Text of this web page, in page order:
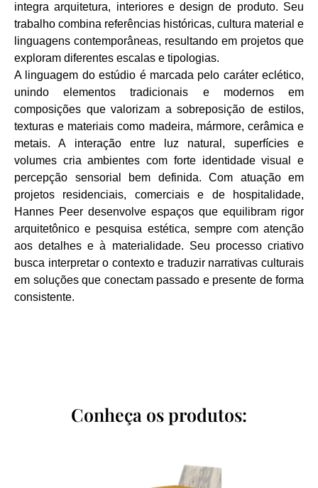
integra arquitetura, interiores e design de produto. Seu
trabalho combina referências históricas, cultura material e
linguagens contemporâneas, resultando em projetos que
exploram diferentes escalas e tipologias.
A linguagem do estúdio é marcada pelo caráter eclético,
unindo elementos tradicionais e modernos em
composições que valorizam a sobreposição de estilos,
texturas e materiais como madeira, mármore, cerâmica e
metais. A interação entre luz natural, superfícies e
volumes cria ambientes com forte identidade visual e
percepção sensorial bem definida. Com atuação em
projetos residenciais, comerciais e de hospitalidade,
Hannes Peer desenvolve espaços que equilibram rigor
arquitetônico e pesquisa estética, sempre com atenção
aos detalhes e à materialidade. Seu processo criativo
busca interpretar o contexto e traduzir narrativas culturais
em soluções que conectam passado e presente de forma
consistente.
Conheça os produtos: